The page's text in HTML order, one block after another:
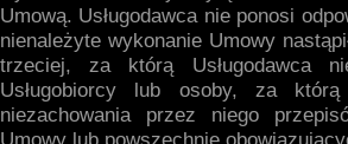
Umową. Usługodawca nie ponosi
nienależyte wykonanie Umowy
trzeciej, za którą Usługodawca
Usługobiorcy lub osoby, za
niezachowania przez niego